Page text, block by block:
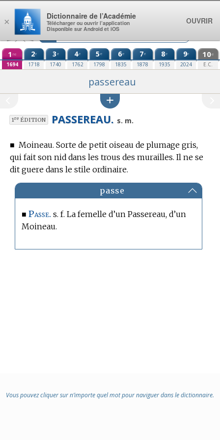
Aller au contenu
1 re
1694
2e
1718
3e
1740
4e
1762
5e
1798
6e
1835
7e
1878
8e
1935
9e
2024
10e
E.C.
passereau
1reÉDITION PASSEREAU. s. m.
■ Moineau. Sorte de petit oiseau de plumage gris,
qui fait son nid dans les trous des murailles. Il ne se
dit guere dans le stile ordinaire.
passe
■Passe. s. f. La femelle d’un Passereau, d’un
Moineau.
Vous pouvez cliquer sur n’importe quel mot pour naviguer dans le dictionnaire.
×
Dictionnaire de l’Académie
Télécharger ou ouvrir l’application
Disponible sur Android et iOS
OUVRIR